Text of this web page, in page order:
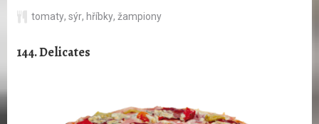
tomaty, sýr, hříbky, žampiony
144. Delicates